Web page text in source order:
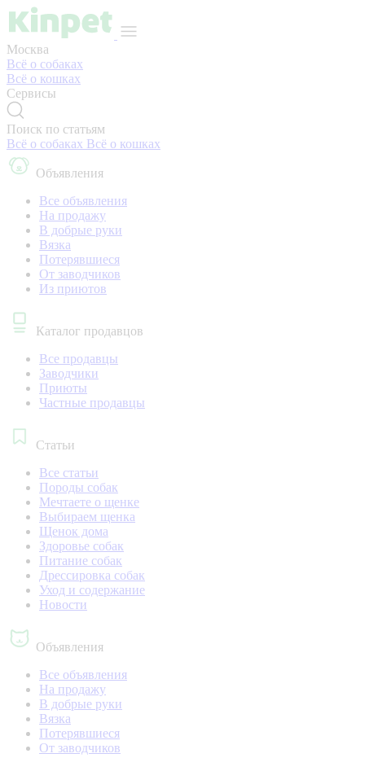
Москва
Всё о собаках
Всё о кошках
Сервисы
Поиск по статьям
Всё о собаках Всё о кошках
Объявления
Все объявления
На продажу
В добрые руки
Вязка
Потерявшиеся
От заводчиков
Из приютов
Каталог продавцов
Все продавцы
Заводчики
Приюты
Частные продавцы
Статьи
Все статьи
Породы собак
Мечтаете о щенке
Выбираем щенка
Щенок дома
Здоровье собак
Питание собак
Дрессировка собак
Уход и содержание
Новости
Объявления
Все объявления
На продажу
В добрые руки
Вязка
Потерявшиеся
От заводчиков